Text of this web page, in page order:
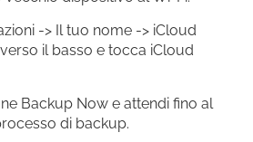
-> Il tuo nome -> iCloud
il basso e tocca iCloud
Backup Now e attendi fino al
di backup.